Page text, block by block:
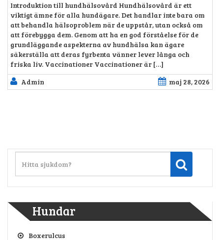
Introduktion till hundhälsovård Hundhälsovård är ett
viktigt ämne för alla hundägare. Det handlar inte bara om
att behandla hälsoproblem när de uppstår, utan också om
att förebygga dem. Genom att ha en god förståelse för de
grundläggande aspekterna av hundhälsa kan ägare
säkerställa att deras fyrbenta vänner lever långa och
friska liv. Vaccinationer Vaccinationer är […]
Admin
maj 28, 2026
Hundar
Boxerulcus